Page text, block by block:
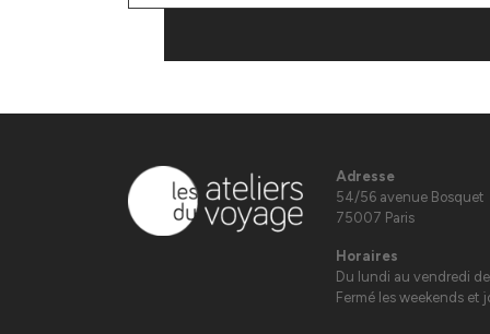
Adresse
54/56 avenue Bosquet
75007 Paris
Horaires
Du lundi au vendredi
Fermé les weekends et